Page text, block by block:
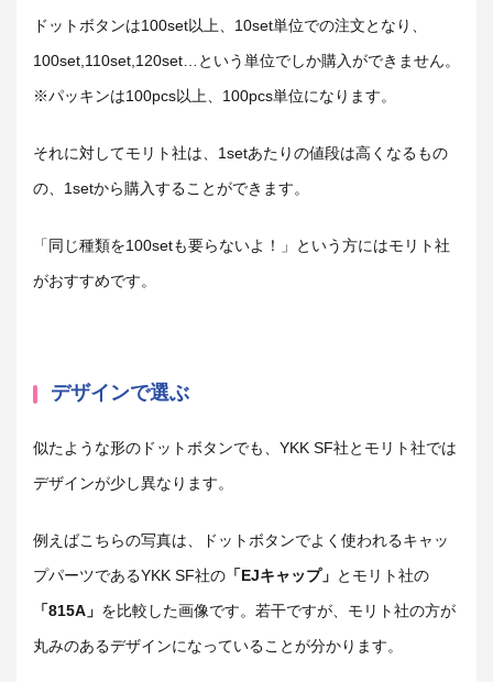
ドットボタンは100set以上、10set単位での注文となり、
100set,110set,120set…という単位でしか購入ができません。
※パッキンは100pcs以上、100pcs単位になります。
それに対してモリト社は、1setあたりの値段は高くなるもの
の、1setから購入することができます。
「同じ種類を100setも要らないよ！」という方にはモリト社
がおすすめです。
デザインで選ぶ
似たような形のドットボタンでも、YKK SF社とモリト社では
デザインが少し異なります。
例えばこちらの写真は、ドットボタンでよく使われるキャッ
プパーツであるYKK SF社の 「EJキャップ」 とモリト社の
「815A」 を比較した画像です。若干ですが、モリト社の方が
丸みのあるデザインになっていることが分かります。